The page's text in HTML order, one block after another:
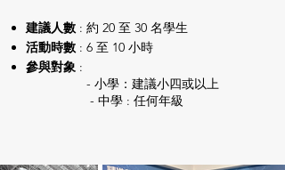
建議人數 : 約 20 至 30 名學生
活動時數 : 6 至 10 小時
參與對象 :
- 小學：建議小四或以上
- 中學 : 任何年級